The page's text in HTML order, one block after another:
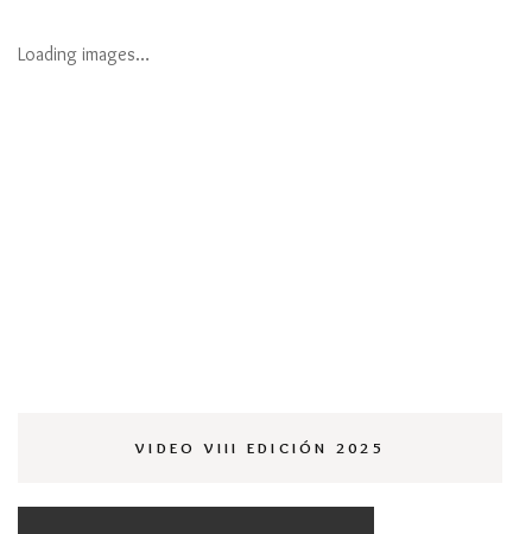
Loading images…
VIDEO VIII EDICIÓN 2025